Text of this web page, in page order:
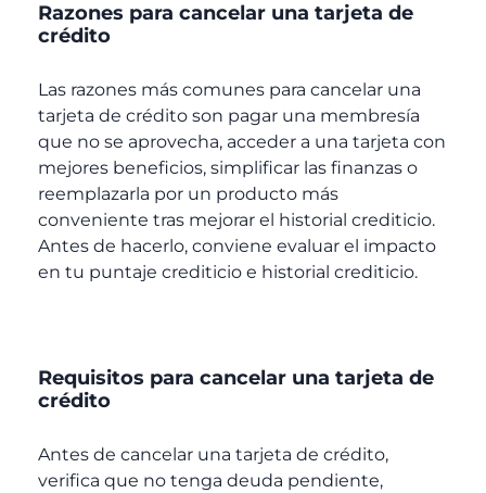
Razones para cancelar una tarjeta de
crédito
Las razones más comunes para cancelar una
tarjeta de crédito son pagar una membresía
que no se aprovecha, acceder a una tarjeta con
mejores beneficios, simplificar las finanzas o
reemplazarla por un producto más
conveniente tras mejorar el historial crediticio.
Antes de hacerlo, conviene evaluar el impacto
en tu puntaje crediticio e historial crediticio.
Requisitos para cancelar una tarjeta de
crédito
Antes de cancelar una tarjeta de crédito,
verifica que no tenga deuda pendiente,